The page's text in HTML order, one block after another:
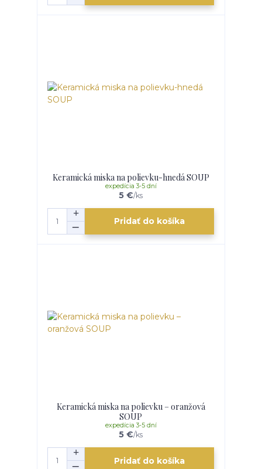
Keramická miska na polievku-hnedá SOUP
5 €/ks
expedícia 3-5 dní
Pridať do košíka
Keramická miska na polievku – oranžová
SOUP
5 €/ks
expedícia 3-5 dní
Pridať do košíka